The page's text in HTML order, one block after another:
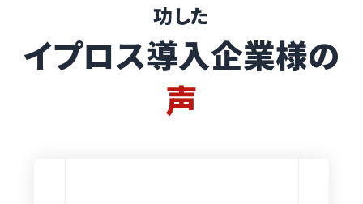
功した
イプロス導入企業様の
声